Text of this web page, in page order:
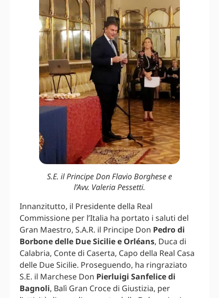
S.E. il Principe Don Flavio Borghese e
l’Avv. Valeria Pessetti.
Innanzitutto, il Presidente della Real
Commissione per l’Italia ha portato i saluti del
Gran Maestro, S.A.R. il Principe Don Pedro di
Borbone delle Due Sicilie e Orléans, Duca di
Calabria, Conte di Caserta, Capo della Real Casa
delle Due Sicilie. Proseguendo, ha ringraziato
S.E. il Marchese Don Pierluigi Sanfelice di
Bagnoli, Balì Gran Croce di Giustizia, per